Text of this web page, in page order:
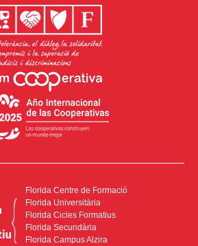
Florida Centre de Formació
Florida Universitària
Florida Cicles Formatius
Florida Secundària
Florida Campus Alzira